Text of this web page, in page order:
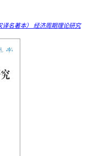
译名著本） 经济周期理论研究